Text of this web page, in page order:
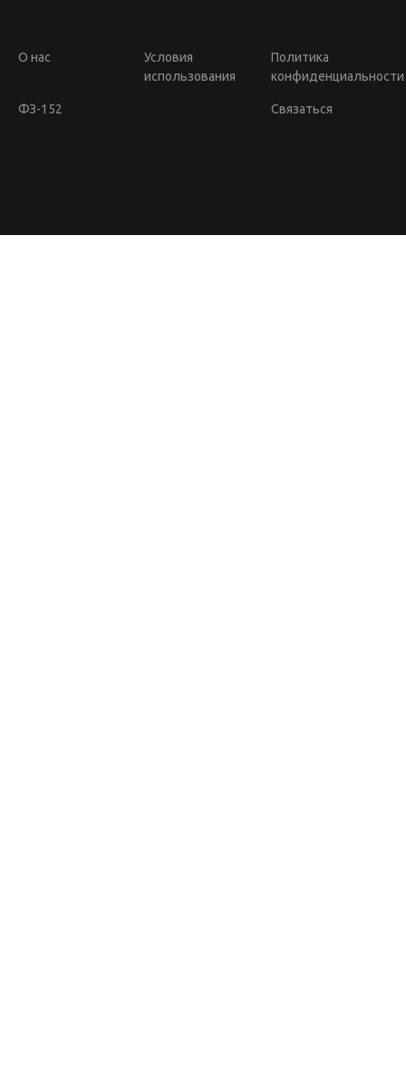
О нас
Условия
использования
Политика
конфиденциальности
ФЗ-152 Связаться